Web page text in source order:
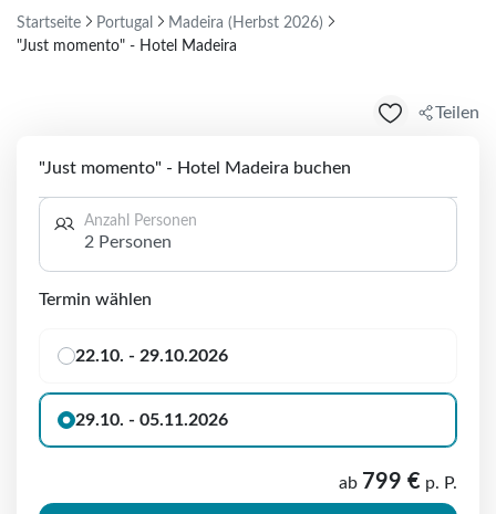
Startseite Portugal
Madeira (Herbst 2026)
"Just momento" - Hotel Madeira
Teilen
"Just momento" - Hotel Madeira buchen
Anzahl Personen
2 Personen
Termin wählen
22.10. - 29.10.2026
29.10. - 05.11.2026
ab 799 € p. P.